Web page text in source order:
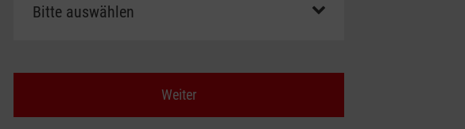
Weiter